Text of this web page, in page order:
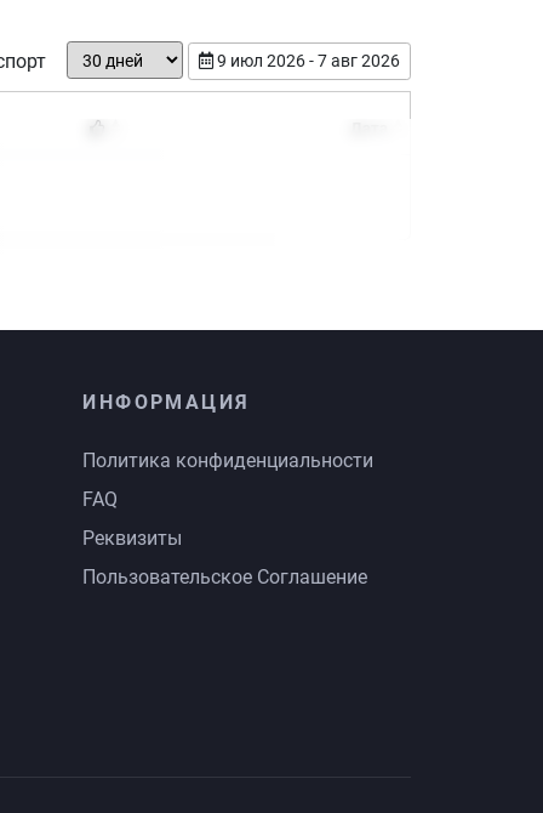
9 июл 2026 - 7 авг 2026
ИНФОРМАЦИЯ
Политика конфиденциальности
FAQ
Реквизиты
Пользовательское Соглашение